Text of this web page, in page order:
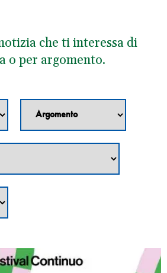
che ti interessa di
o per argomento.